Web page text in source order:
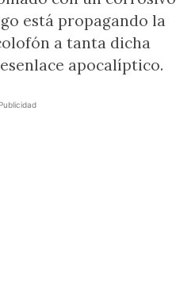
está propagando la
a tanta dicha
apocalíptico.
Publicidad